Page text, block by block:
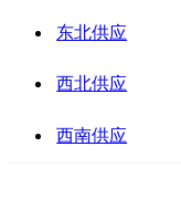
东北供应
西北供应
西南供应